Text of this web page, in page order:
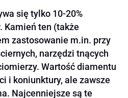
się tylko 10-20%
Kamień ten (także
zastosowanie m.in. przy
narzędzi tnących
Wartość diamentu
i koniunktury, ale zawsze
Najcenniejsze są te